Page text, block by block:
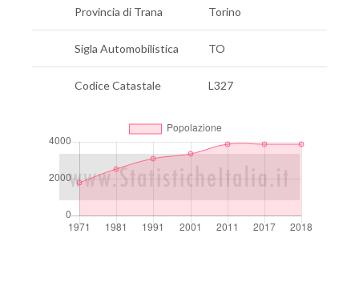
Provincia di Trana Torino
Sigla Automobilistica TO
Codice Catastale L327